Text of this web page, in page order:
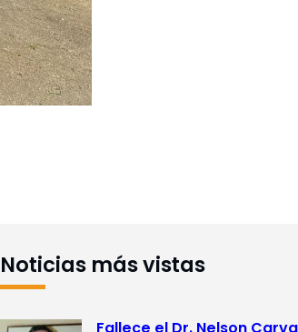
Noticias más vistas